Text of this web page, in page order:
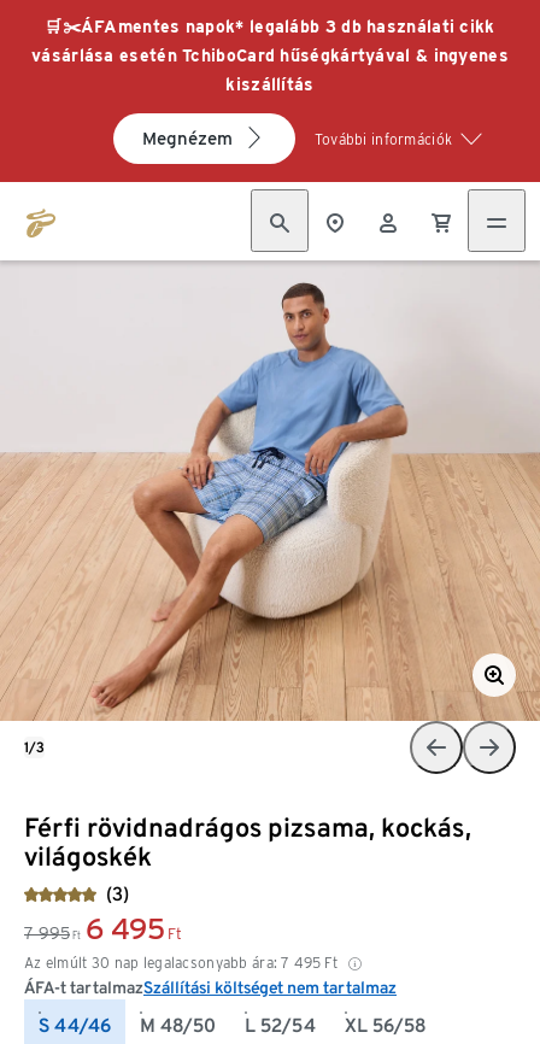
🛒✂️ÁFAmentes napok* legalább 3 db használati cikk
vásárlása esetén TchiboCard hűségkártyával & ingyenes
kiszállítás
Megnézem További információk
Férfi rövidnadrágos pizsama, kockás,
világoskék
(3)
7 995 Ft 6 495 Ft
Az elmúlt 30 nap legalacsonyabb ára: 7 495 Ft
ÁFA-t tartalmazSzállítási költséget nem tartalmaz
S 44/46 M 48/50 L 52/54 XL 56/58
1/3